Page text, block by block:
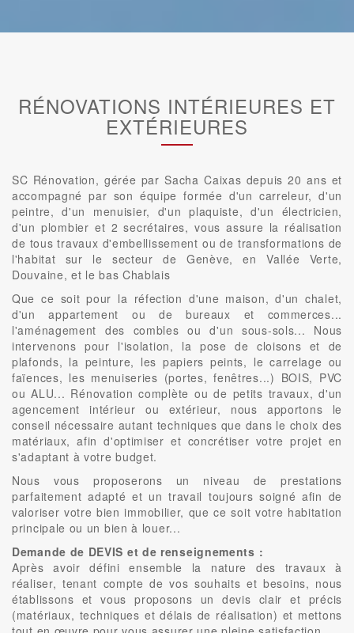
RÉNOVATIONS INTÉRIEURES ET
EXTÉRIEURES
SC Rénovation, gérée par Sacha Caixas depuis 20 ans et
accompagné par son équipe formée d'un carreleur, d'un
peintre, d'un menuisier, d'un plaquiste, d'un électricien,
d'un plombier et 2 secrétaires, vous assure la réalisation
de tous travaux d'embellissement ou de transformations de
l'habitat sur le secteur de Genève, en Vallée Verte,
Douvaine, et le bas Chablais
Que ce soit pour la réfection d'une maison, d'un chalet,
d'un appartement ou de bureaux et commerces...
l'aménagement des combles ou d'un sous-sols... Nous
intervenons pour l'isolation, la pose de cloisons et de
plafonds, la peinture, les papiers peints, le carrelage ou
faïences, les menuiseries (portes, fenêtres...) BOIS, PVC
ou ALU... Rénovation complète ou de petits travaux, d'un
agencement intérieur ou extérieur, nous apportons le
conseil nécessaire autant techniques que dans le choix des
matériaux, afin d'optimiser et concrétiser votre projet en
s'adaptant à votre budget.
Nous vous proposerons un niveau de prestations
parfaitement adapté et un travail toujours soigné afin de
valoriser votre bien immobilier, que ce soit votre habitation
principale ou un bien à louer...
Demande de DEVIS et de renseignements :
Après avoir défini ensemble la nature des travaux à
réaliser, tenant compte de vos souhaits et besoins, nous
établissons et vous proposons un devis clair et précis
(matériaux, techniques et délais de réalisation) et mettons